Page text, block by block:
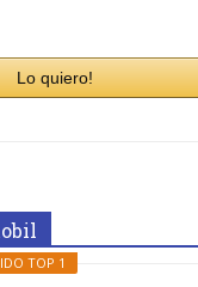
Lo quiero!
TOP 1